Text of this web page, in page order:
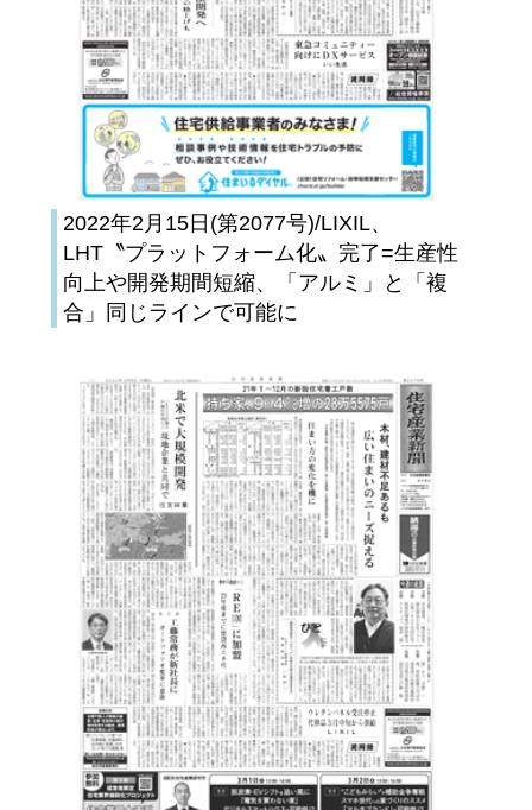
2022年2月15日(第2077号)/LIXIL、
LHT〝プラットフォーム化〟完了=生産性
向上や開発期間短縮、「アルミ」と「複
合」同じラインで可能に